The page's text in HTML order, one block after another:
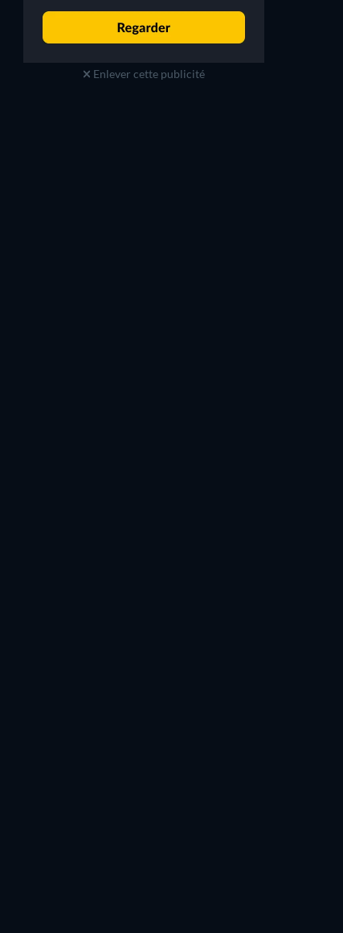
Enlever cette publicité